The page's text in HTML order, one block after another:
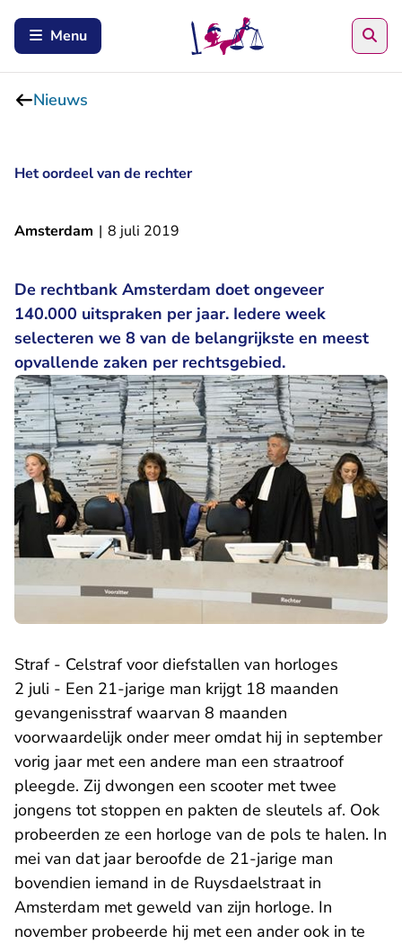
Menu
Nieuws
Het oordeel van de rechter
Amsterdam | 8 juli 2019
De rechtbank Amsterdam doet ongeveer
140.000 uitspraken per jaar. Iedere week
selecteren we 8 van de belangrijkste en meest
opvallende zaken per rechtsgebied.
Straf - Celstraf voor diefstallen van horloges
2 juli - Een 21-jarige man krijgt 18 maanden
gevangenisstraf waarvan 8 maanden
voorwaardelijk onder meer omdat hij in september
vorig jaar met een andere man een straatroof
pleegde. Zij dwongen een scooter met twee
jongens tot stoppen en pakten de sleutels af. Ook
probeerden ze een horloge van de pols te halen. In
mei van dat jaar beroofde de 21-jarige man
bovendien iemand in de Ruysdaelstraat in
Amsterdam met geweld van zijn horloge. In
november probeerde hij met een ander ook in te